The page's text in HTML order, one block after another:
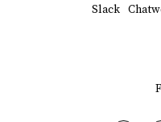
Slack